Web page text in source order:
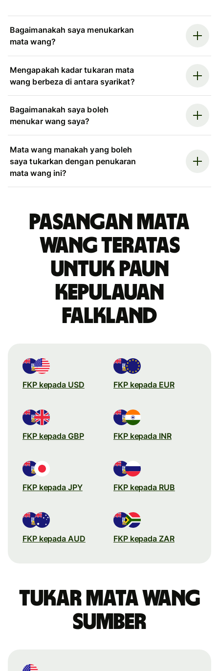
Bagaimanakah saya menukarkan
mata wang?
Mengapakah kadar tukaran mata
wang berbeza di antara syarikat?
Bagaimanakah saya boleh
menukar wang saya?
Mata wang manakah yang boleh
saya tukarkan dengan penukaran
mata wang ini?
Pasangan mata
wang teratas
untuk paun
Kepulauan
Falkland
FKP kepada USD FKP kepada EUR
FKP kepada GBP FKP kepada INR
FKP kepada JPY FKP kepada RUB
FKP kepada AUD FKP kepada ZAR
Tukar mata wang
sumber